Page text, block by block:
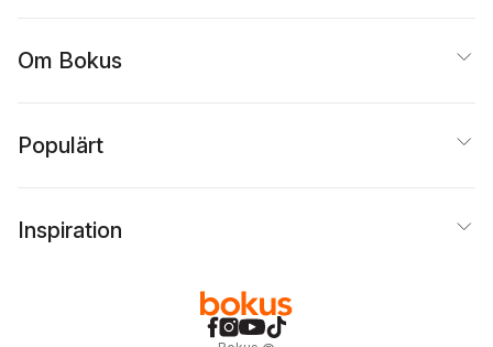
Om Bokus
Populärt
Inspiration